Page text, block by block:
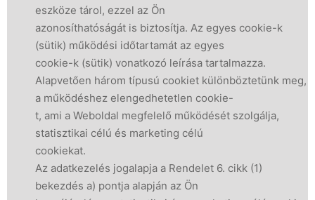
eszköze tárol, ezzel az Ön
azonosíthatóságát is biztosítja. Az egyes cookie-k
(sütik) működési időtartamát az egyes
cookie-k (sütik) vonatkozó leírása tartalmazza.
Alapvetően három típusú cookiet különböztetünk meg,
a működéshez elengedhetetlen cookie-
t, ami a Weboldal megfelelő működését szolgálja,
statisztikai célú és marketing célú
cookiekat.
Az adatkezelés jogalapja a Rendelet 6. cikk (1)
bekezdés a) pontja alapján az Ön